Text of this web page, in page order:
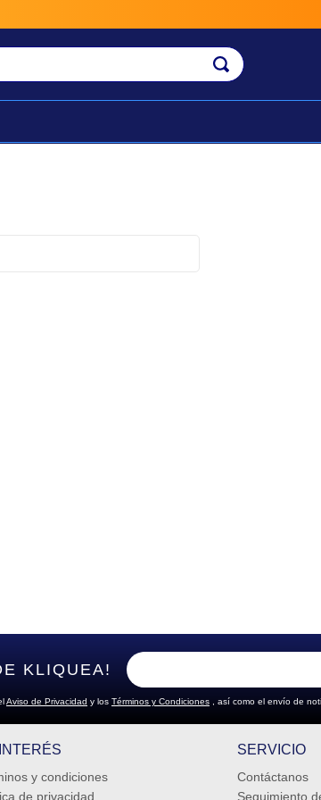
Envío
KLIQUEA!
Aviso de Privacidad y los Términos y Condiciones , así como el envío de
y condiciones
de privacidad
SERVICIO
Contáctanos
Seguimiento